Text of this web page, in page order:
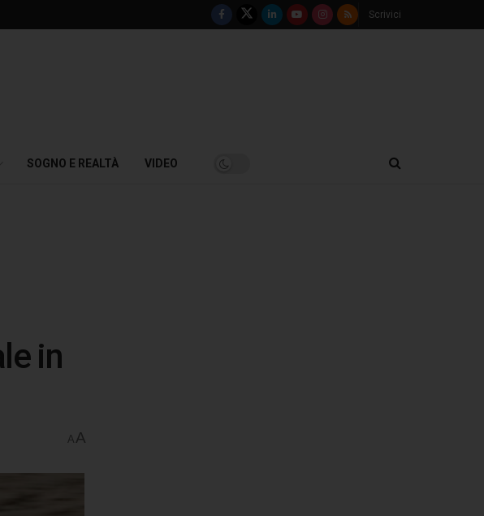
Scrivici
SOGNO E REALTÀ VIDEO
in
A A